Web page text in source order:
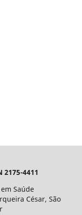
4411
Saúde
César, São